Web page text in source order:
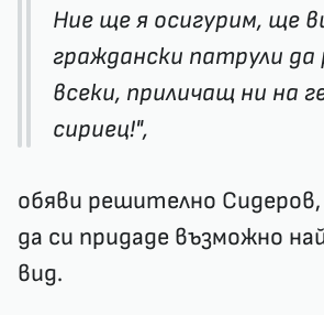
Ние ще я осигурим, ще
граждански патрули
всеки, приличащ ни на
сириец!",
обяви решително
да си придаде възможно
вид.